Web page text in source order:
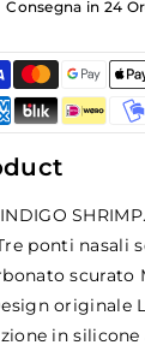
Consegna in 24
ponti nasali
scurato
originale
in